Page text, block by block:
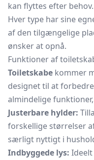
kan flyttes efter behov.
Hver type har sine
af den tilgængelige
ønsker at opnå.
Funktioner af
Toiletskabe kommer
designet til at
almindelige
Justerbare hylder:
forskellige størrelser
særligt nyttigt i
Indbyggede lys: